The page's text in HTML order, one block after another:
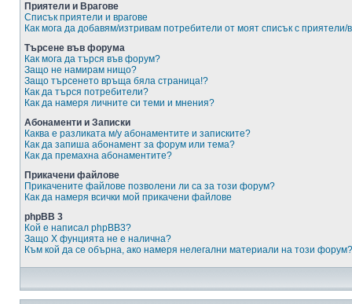
Приятели и Врагове
Списък приятели и врагове
Как мога да добавям/изтривам потребители от моят списък с приятели/
Търсене във форума
Как мога да търся във форум?
Защо не намирам нищо?
Защо търсенето връща бяла страница!?
Как да търся потребители?
Как да намеря личните си теми и мнения?
Абонаменти и Записки
Каква е разликата м/у абонаментите и записките?
Как да запиша абонамент за форум или тема?
Как да премахна абонаментите?
Прикачени файлове
Прикачените файлове позволени ли са за този форум?
Как да намеря всички мой прикачени файлове
phpBB 3
Кой е написал phpBB3?
Защо X фунцията не е налична?
Към кой да се обърна, ако намеря нелегални материали на този форум?